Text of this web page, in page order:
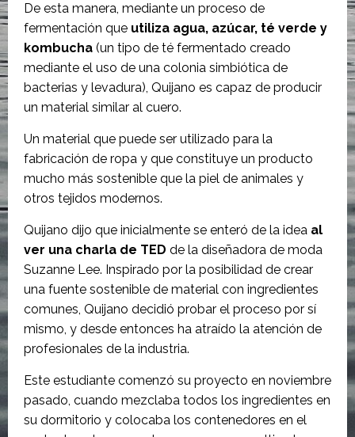
De esta manera, mediante un proceso de
fermentación que utiliza agua, azúcar, té verde y
kombucha (un tipo de té fermentado creado
mediante el uso de una colonia simbiótica de
bacterias y levadura), Quijano es capaz de producir
un material similar al cuero.
Un material que puede ser utilizado para la
fabricación de ropa y que constituye un producto
mucho más sostenible que la piel de animales y
otros tejidos modernos.
Quijano dijo que inicialmente se enteró de la idea al
ver una charla de TED de la diseñadora de moda
Suzanne Lee. Inspirado por la posibilidad de crear
una fuente sostenible de material con ingredientes
comunes, Quijano decidió probar el proceso por sí
mismo, y desde entonces ha atraído la atención de
profesionales de la industria.
Este estudiante comenzó su proyecto en noviembre
pasado, cuando mezclaba todos los ingredientes en
su dormitorio y colocaba los contenedores en el